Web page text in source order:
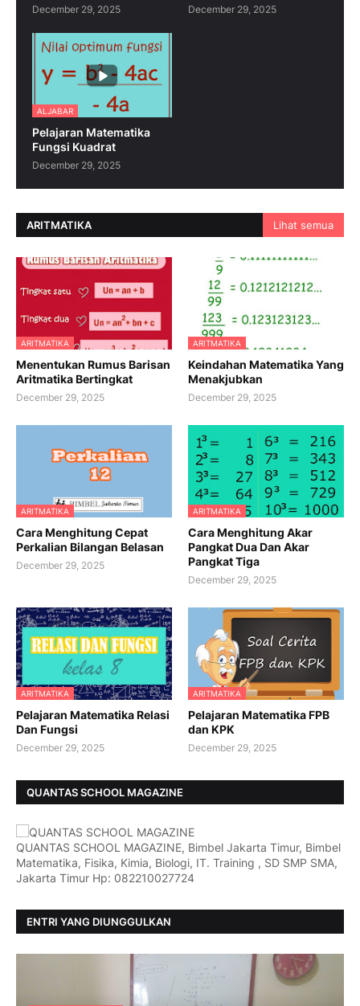
December 29, 2025 December 29, 2025
ALJABAR
Pelajaran Matematika
Fungsi Kuadrat
December 29, 2025
ARITMATIKA Lihat semua
ARITMATIKA
Menentukan Rumus Barisan
Aritmatika Bertingkat
December 29, 2025
ARITMATIKA
Keindahan Matematika Yang
Menakjubkan
December 29, 2025
ARITMATIKA
Cara Menghitung Cepat
Perkalian Bilangan Belasan
December 29, 2025
ARITMATIKA
Cara Menghitung Akar
Pangkat Dua Dan Akar
Pangkat Tiga
December 29, 2025
ARITMATIKA
Pelajaran Matematika Relasi
Dan Fungsi
December 29, 2025
ARITMATIKA
Pelajaran Matematika FPB
dan KPK
December 29, 2025
QUANTAS SCHOOL MAGAZINE
QUANTAS SCHOOL MAGAZINE, Bimbel Jakarta Timur, Bimbel
Matematika, Fisika, Kimia, Biologi, IT. Training , SD SMP SMA,
Jakarta Timur Hp: 082210027724
ENTRI YANG DIUNGGULKAN